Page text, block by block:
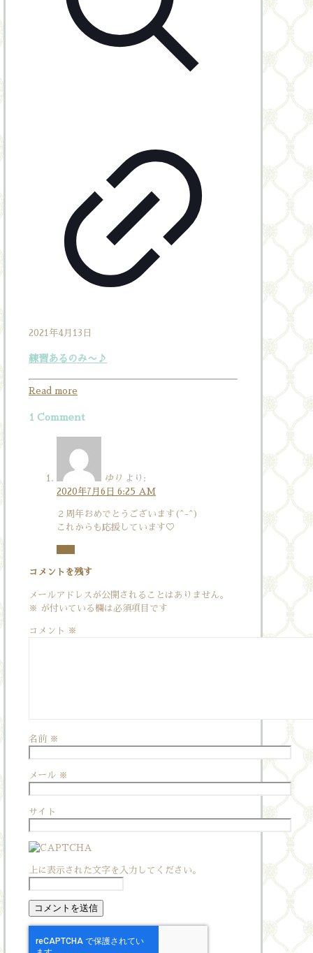
2021年4月13日
練習あるのみ〜♪
Read more
1 Comment
ゆり より:
2020年7月6日 6:25 AM
２周年おめでとうございます(^-^)
これからも応援しています♡
コメントを残す
メールアドレスが公開されることはありません。
※
が付いている欄は必須項目です
コメント ※
名前 ※
メール ※
サイト
上に表示された文字を入力してください。